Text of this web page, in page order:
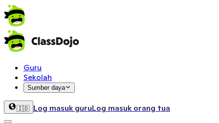
Guru
Sekolah
Sumber daya
🇮🇩 Log masuk guruLog masuk orang tua